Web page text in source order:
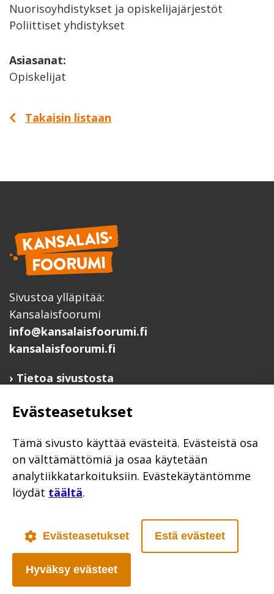
Nuorisoyhdistykset ja opiskelijajärjestöt
Poliittiset yhdistykset
Asiasanat:
Opiskelijat
Takaisin listaan
Sivustoa ylläpitää:
Kansalaisfoorumi
info@kansalaisfoorumi.fi
kansalaisfoorumi.fi
Tietoa sivustosta
Ilmoita järjestösi järjestöhakemistoon
Järjestötietäjä-testi
Anna palautetta
Saavutettavuusseloste
Evästekäytännöt
Poutapilvi web design
Evästeasetukset
Tämä sivusto käyttää evästeitä. Evästeistä osa
on välttämättömiä ja osaa käytetään
analytiikkatarkoituksiin. Evästekäytäntömme
löydät täältä.
Evästeasetukset Estä evästeet
Hyväksy evästeet